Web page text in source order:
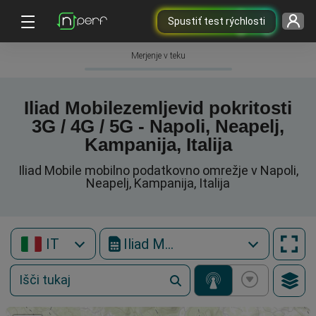
Spustiť test rýchlosti
Merjenje v teku
Iliad Mobilezemljevid pokritosti
3G / 4G / 5G - Napoli, Neapelj,
Kampanija, Italija
Iliad Mobile mobilno podatkovno omrežje v Napoli,
Neapelj, Kampanija, Italija
IT Iliad Mobile